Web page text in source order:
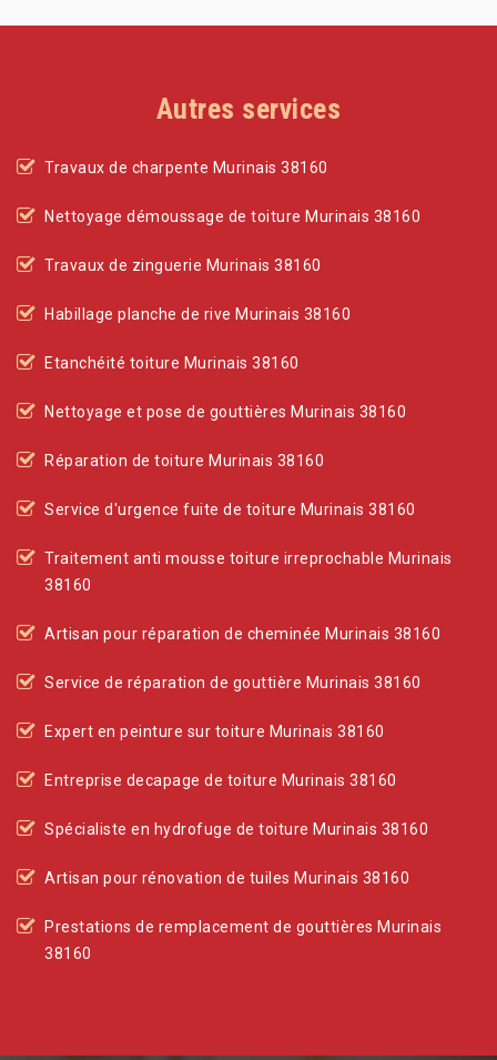
Autres services
Travaux de charpente Murinais 38160
Nettoyage démoussage de toiture Murinais 38160
Travaux de zinguerie Murinais 38160
Habillage planche de rive Murinais 38160
Etanchéité toiture Murinais 38160
Nettoyage et pose de gouttières Murinais 38160
Réparation de toiture Murinais 38160
Service d'urgence fuite de toiture Murinais 38160
Traitement anti mousse toiture irreprochable Murinais
38160
Artisan pour réparation de cheminée Murinais 38160
Service de réparation de gouttière Murinais 38160
Expert en peinture sur toiture Murinais 38160
Entreprise decapage de toiture Murinais 38160
Spécialiste en hydrofuge de toiture Murinais 38160
Artisan pour rénovation de tuiles Murinais 38160
Prestations de remplacement de gouttières Murinais
38160